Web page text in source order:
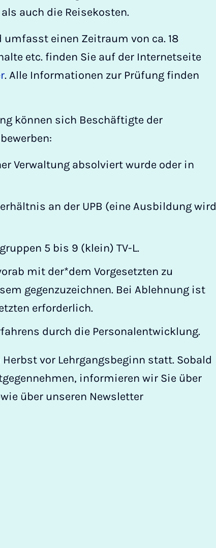
auch die Reisekosten.
umfasst einen Zeitraum von ca. 18
etc. finden Sie auf der Internetseite
. Alle Informationen zur Prüfung finden
können sich Beschäftigte der
Verwaltung absolviert wurde oder in
an der UPB (eine Ausbildung wird
5 bis 9 (klein) TV-L.
mit der*dem Vorgesetzten zu
gegenzuzeichnen. Bei Ablehnung ist
erforderlich.
durch die Personalentwicklung.
vor Lehrgangsbeginn statt. Sobald
informieren wir Sie über
über unseren Newsletter